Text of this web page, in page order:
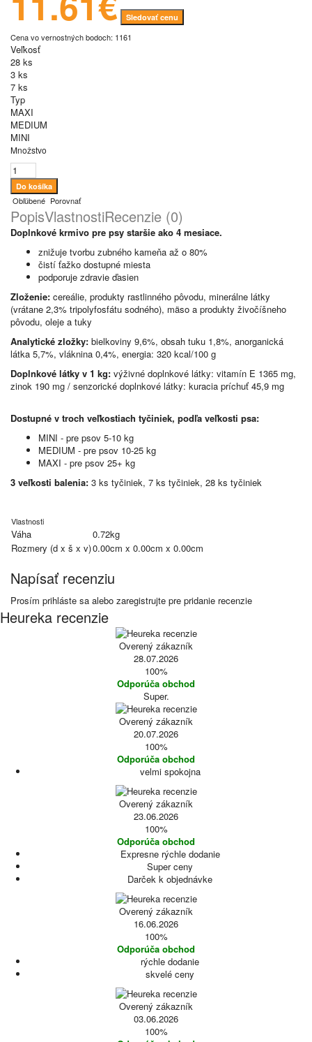
Sledovať cenu
Cena vo vernostných bodoch: 1161
Veľkosť
28 ks
3 ks
7 ks
Typ
MAXI
MEDIUM
MINI
Množstvo
Obľúbené Porovnať
PopisVlastnostiRecenzie (0)
Doplnkové krmivo pre psy staršie ako 4 mesiace.
znižuje tvorbu zubného kameňa až o 80%
čistí ťažko dostupné miesta
podporuje zdravie ďasien
Zloženie: cereálie, produkty rastlinného pôvodu, minerálne látky
(vrátane 2,3% tripolyfosfátu sodného), mäso a produkty živočíšneho
pôvodu, oleje a tuky
Analytické zložky: bielkoviny 9,6%, obsah tuku 1,8%, anorganická
látka 5,7%, vláknina 0,4%, energia: 320 kcal/100 g
Doplnkové látky v 1 kg: výživné doplnkové látky: vitamín E 1365 mg,
zinok 190 mg / senzorické doplnkové látky: kuracia príchuť 45,9 mg
Dostupné v troch veľkostiach tyčiniek, podľa veľkosti psa:
MINI - pre psov 5-10 kg
MEDIUM - pre psov 10-25 kg
MAXI - pre psov 25+ kg
3 veľkosti balenia: 3 ks tyčiniek, 7 ks tyčiniek, 28 ks tyčiniek
Vlastnosti
Váha
0.72kg
Rozmery (d x š x v)0.00cm x 0.00cm x 0.00cm
Napísať recenziu
Prosím prihláste sa alebo zaregistrujte pre pridanie recenzie
Heureka recenzie
Overený zákazník
28.07.2026
100%
Odporúča obchod
Super.
Overený zákazník
20.07.2026
100%
Odporúča obchod
velmi spokojna
Overený zákazník
23.06.2026
100%
Odporúča obchod
Expresne rýchle dodanie
Super ceny
Darček k objednávke
Overený zákazník
16.06.2026
100%
Odporúča obchod
rýchle dodanie
skvelé ceny
Overený zákazník
03.06.2026
100%